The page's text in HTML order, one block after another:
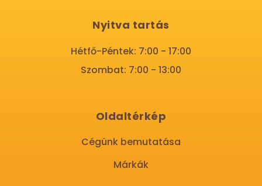
Nyitva tartás
Hétfő-Péntek: 7:00 - 17:00
Szombat: 7:00 - 13:00
Oldaltérkép
Cégünk bemutatása
Márkák